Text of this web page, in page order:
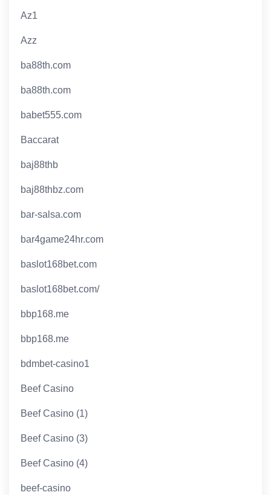
Az1
Azz
ba88th.com
ba88th.com
babet555.com
Baccarat
baj88thb
baj88thbz.com
bar-salsa.com
bar4game24hr.com
baslot168bet.com
baslot168bet.com/
bbp168.me
bbp168.me
bdmbet-casino1
Beef Casino
Beef Casino (1)
Beef Casino (3)
Beef Casino (4)
beef-casino